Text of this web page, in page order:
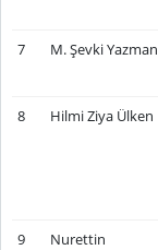
7 M. Şevki Yazman
8 Hilmi Ziya Ülken
9
Nurettin